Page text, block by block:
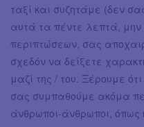
ταξί και συζητάμε (δεν
αυτά τα πέντε λεπτά, μην
περιπτώσεων, σας
σχεδόν να δείξετε
μαζί της / του. Ξέρουμε
σας συμπαθούμε ακόμα
άνθρωποι-άνθρωποι, όπως